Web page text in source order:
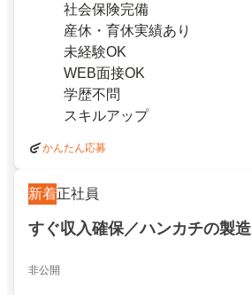
社会保険完備
産休・育休実績あり
未経験OK
WEB面接OK
学歴不問
スキルアップ
かんたん応募
新着正社員
すぐ収入確保／ハンカチの製造
非公開